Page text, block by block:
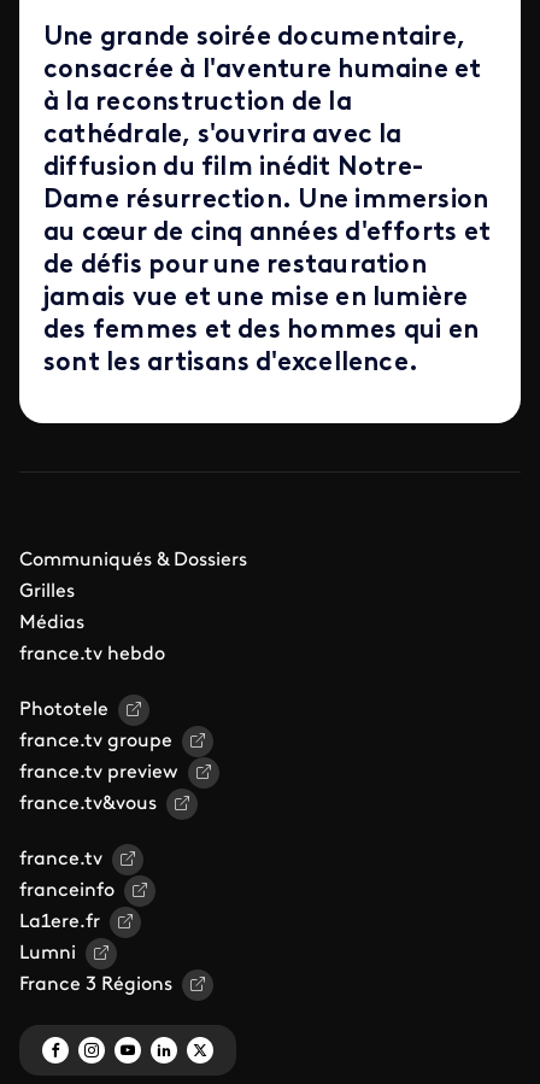
Une grande soirée documentaire,
consacrée à l'aventure humaine et
à la reconstruction de la
cathédrale, s'ouvrira avec la
diffusion du film inédit Notre-
Dame résurrection. Une immersion
au cœur de cinq années d'efforts et
de défis pour une restauration
jamais vue et une mise en lumière
des femmes et des hommes qui en
sont les artisans d'excellence.
Communiqués & Dossiers
Grilles
Médias
france.tv hebdo
Phototele
france.tv groupe
france.tv preview
france.tv&vous
france.tv
franceinfo
La1ere.fr
Lumni
France 3 Régions